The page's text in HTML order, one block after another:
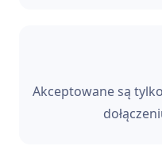
Akceptowane są